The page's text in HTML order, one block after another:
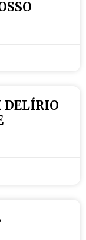
DELÍRIO